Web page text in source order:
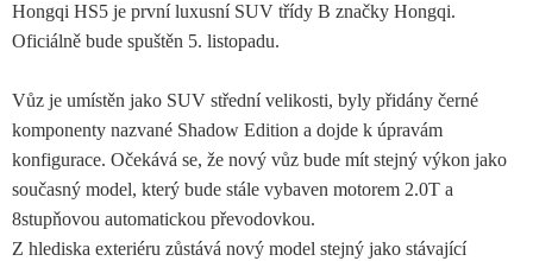
Hongqi HS5 je první luxusní SUV třídy B značky Hongqi.
Oficiálně bude spuštěn 5. listopadu.
Vůz je umístěn jako SUV střední velikosti, byly přidány černé
komponenty nazvané Shadow Edition a dojde k úpravám
konfigurace. Očekává se, že nový vůz bude mít stejný výkon jako
současný model, který bude stále vybaven motorem 2.0T a
8stupňovou automatickou převodovkou.
Z hlediska exteriéru zůstává nový model stejný jako stávající